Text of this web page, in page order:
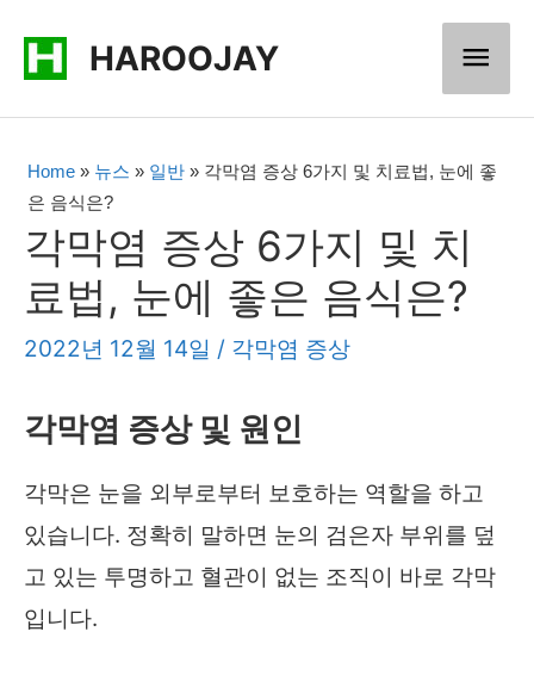
HAROOJAY
메
인
메
뉴
Home » 뉴스 » 일반 » 각막염 증상 6가지 및 치료법, 눈에 좋
은 음식은?
각막염 증상 6가지 및 치
료법, 눈에 좋은 음식은?
2022년 12월 14일 / 각막염 증상
각막염 증상 및 원인
각막은 눈을 외부로부터 보호하는 역할을 하고
있습니다. 정확히 말하면 눈의 검은자 부위를 덮
고 있는 투명하고 혈관이 없는 조직이 바로 각막
입니다.